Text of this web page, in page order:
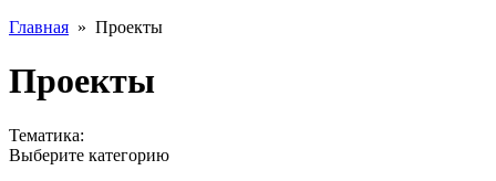
Главная » Проекты
Проекты
Тематика:
Выберите категорию